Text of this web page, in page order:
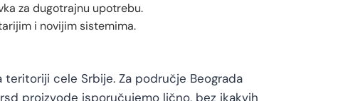
za dugotrajnu upotrebu.
i novijim sistemima.
cele Srbije. Za područje Beograda
proizvode isporučujemo lično, bez ikakvih